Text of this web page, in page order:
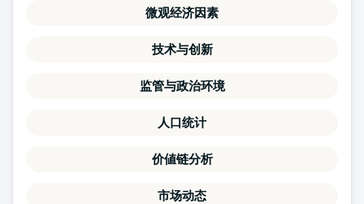
微观经济因素
技术与创新
监管与政治环境
人口统计
价値链分析
市场动态